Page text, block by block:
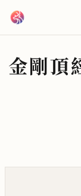
金剛頂